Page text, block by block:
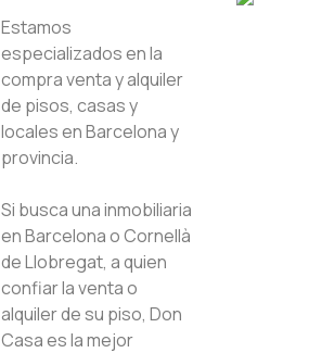
Estamos
especializados en la
compra venta y alquiler
de pisos, casas y
locales en Barcelona y
provincia.
Si busca una inmobiliaria
en Barcelona o Cornellà
de Llobregat, a quien
confiar la venta o
alquiler de su piso, Don
Casa es la mejor